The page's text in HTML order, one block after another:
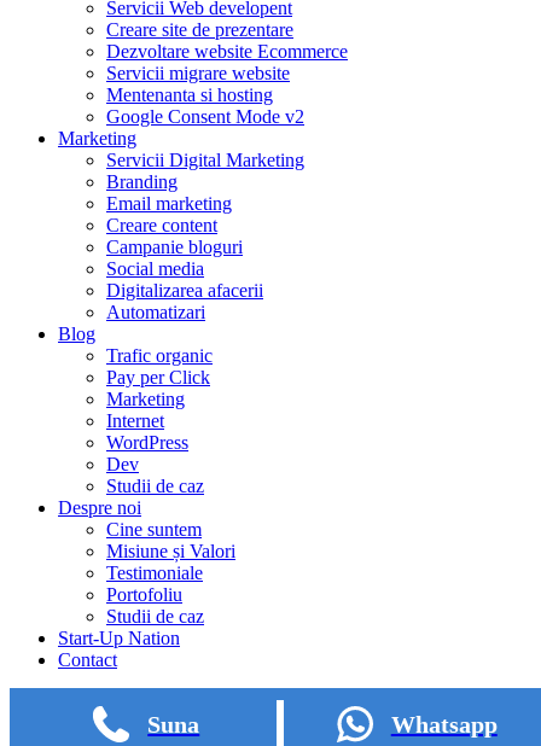
Servicii Web developent
Creare site de prezentare
Dezvoltare website Ecommerce
Servicii migrare website
Mentenanta si hosting
Google Consent Mode v2
Marketing
Servicii Digital Marketing
Branding
Email marketing
Creare content
Campanie bloguri
Social media
Digitalizarea afacerii
Automatizari
Blog
Trafic organic
Pay per Click
Marketing
Internet
WordPress
Dev
Studii de caz
Despre noi
Cine suntem
Misiune și Valori
Testimoniale
Portofoliu
Studii de caz
Start-Up Nation
Contact
Suna Whatsapp